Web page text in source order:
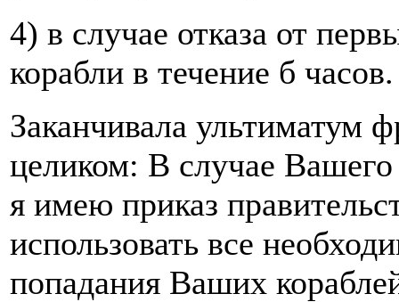
4) в случае отказа от
корабли в течение б часов.
Заканчивала ультиматум
целиком: В случае
я имею приказ
использовать все
попадания Ваших